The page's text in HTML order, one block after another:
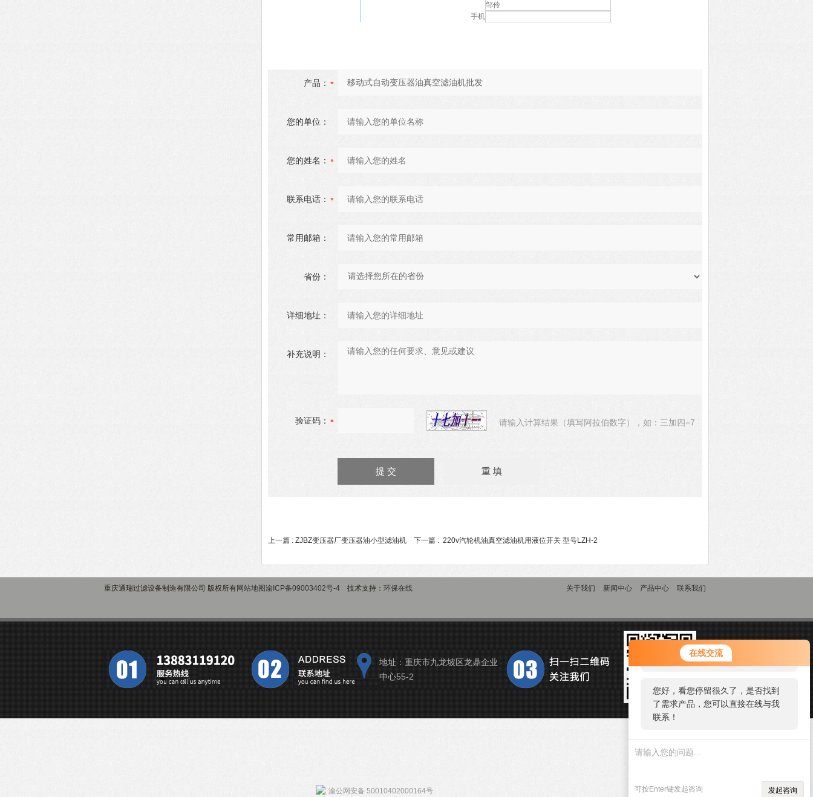
在线交流
您好！欢迎前来咨询，很高兴为您
服务，请问您要咨询什么问题呢？
您好，看您停留很久了，是否找到
了需求产品，您可以直接在线与我
联系！
可按Enter键发起咨询 发起咨询
邹伶
手机
产品：
您的单位：
您的姓名：
联系电话：
常用邮箱：
省份：
详细地址：
补充说明：
验证码： 请输入计算结果（填写阿拉伯数字），如：三加四=7
上一篇 : ZJBZ变压器厂变压器油小型滤油机 下一篇 : 220v汽轮机油真空滤油机用液位开关 型号LZH-2
重庆通瑞过滤设备制造有限公司 版权所有网站地图渝ICP备09003402号-4 技术支持： 环保在线 关于我们 新闻中心 产品中心 联系我们
地址：重庆市九龙坡区龙鼎企业
中心55-2
渝公网安备 50010402000164号